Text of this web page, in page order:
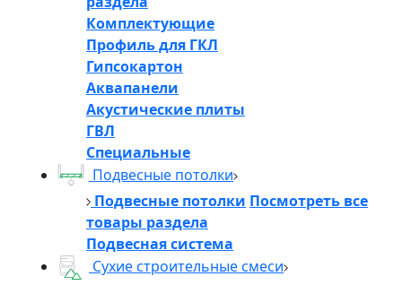
Комплектующие
Профиль для ГКЛ
Гипсокартон
Аквапанели
Акустические плиты
ГВЛ
Специальные
Подвесные потолки
Подвесные потолки Посмотреть все
товары раздела
Подвесная система
Сухие строительные смеси